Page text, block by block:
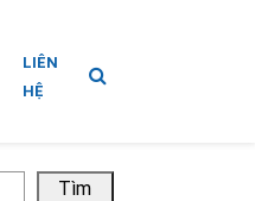
LIÊN
HỆ
Tìm